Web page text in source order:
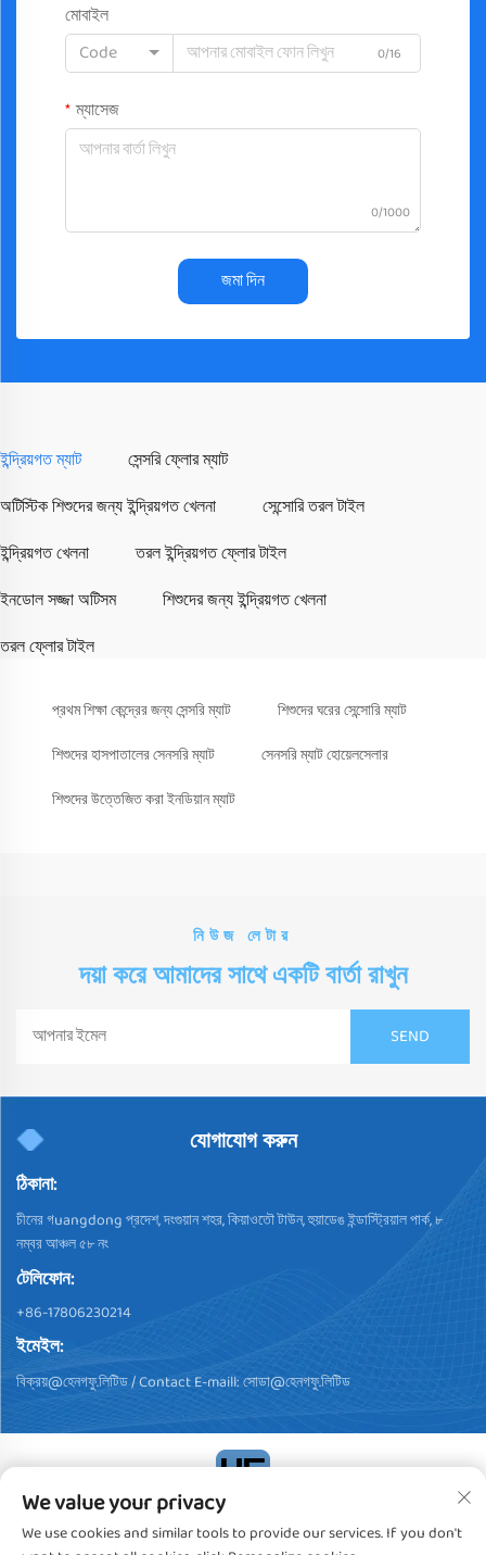
মোবাইল
Code
0/16
ম্যাসেজ
0/1000
জমা দিন
ইন্দ্রিয়গত ম্যাট সেন্সরি ফ্লোর ম্যাট
অটিস্টিক শিশুদের জন্য ইন্দ্রিয়গত খেলনা সেন্সোরি তরল টাইল
ইন্দ্রিয়গত খেলনা তরল ইন্দ্রিয়গত ফ্লোর টাইল
ইনডোল সজ্জা অটিসম শিশুদের জন্য ইন্দ্রিয়গত খেলনা
তরল ফ্লোর টাইল
প্রথম শিক্ষা কেন্দ্রের জন্য সেন্সরি ম্যাট
শিশুদের ঘরের সেন্সোরি ম্যাট
শিশুদের হাসপাতালের সেনসরি ম্যাট
সেনসরি ম্যাট হোয়েলসেলার
শিশুদের উত্তেজিত করা ইনডিয়ান ম্যাট
নিউজ লেটার
দয়া করে আমাদের সাথে একটি বার্তা রাখুন
যোগাযোগ করুন
ঠিকানা:
চীনের গuangdong প্রদেশ, দংগুয়ান শহর, কিয়াওতৌ টাউন, হুয়াডেঙ ইন্ডাস্ট্রিয়াল পার্ক, ৮
নম্বর আঞ্চল ৫৮ নং
টেলিফোন:
+86-17806230214
ইমেইল:
বিক্রয়@হেনগফু.লিটিড/ Contact E-maill:সোডা@হেনগফু.লিটিড
কপিরাইট © 2024, ডংগুয়ান হেন্গফু প্লাস্টিক প্রোডাক্টস কো., লিমিটেড। সব অধিকার
We value your privacy
We use cookies and similar tools to provide our services. If you don't